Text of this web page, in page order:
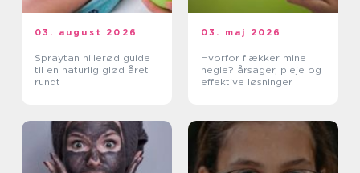
03. august 2026
Spraytan hillerød guide
til en naturlig glød året
rundt
03. maj 2026
Hvorfor flækker mine
negle? årsager, pleje og
effektive løsninger